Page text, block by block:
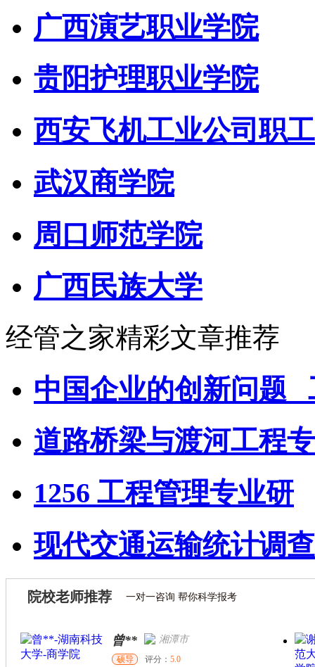
广西演艺职业学院
贵阳护理职业学院
西安飞机工业公司职
武汉商学院
周口师范学院
广西民族大学
经管之家精彩文章推荐
中国企业的创新问题 _
道路桥梁与渡河工程
1256 工程管理专业研
现代交通运输统计调
院校老师推荐 一对一咨询 帮你科学报考
曾** 湘潭市
硕导 评分： 5.0